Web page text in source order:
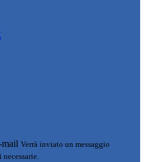
Verrà inviato un messaggio